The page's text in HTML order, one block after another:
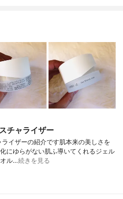
チャライザー
イザーの紹介です肌本来の美しさを
にゆらがない肌ふ導いてくれるジェル
ル…続きを見る